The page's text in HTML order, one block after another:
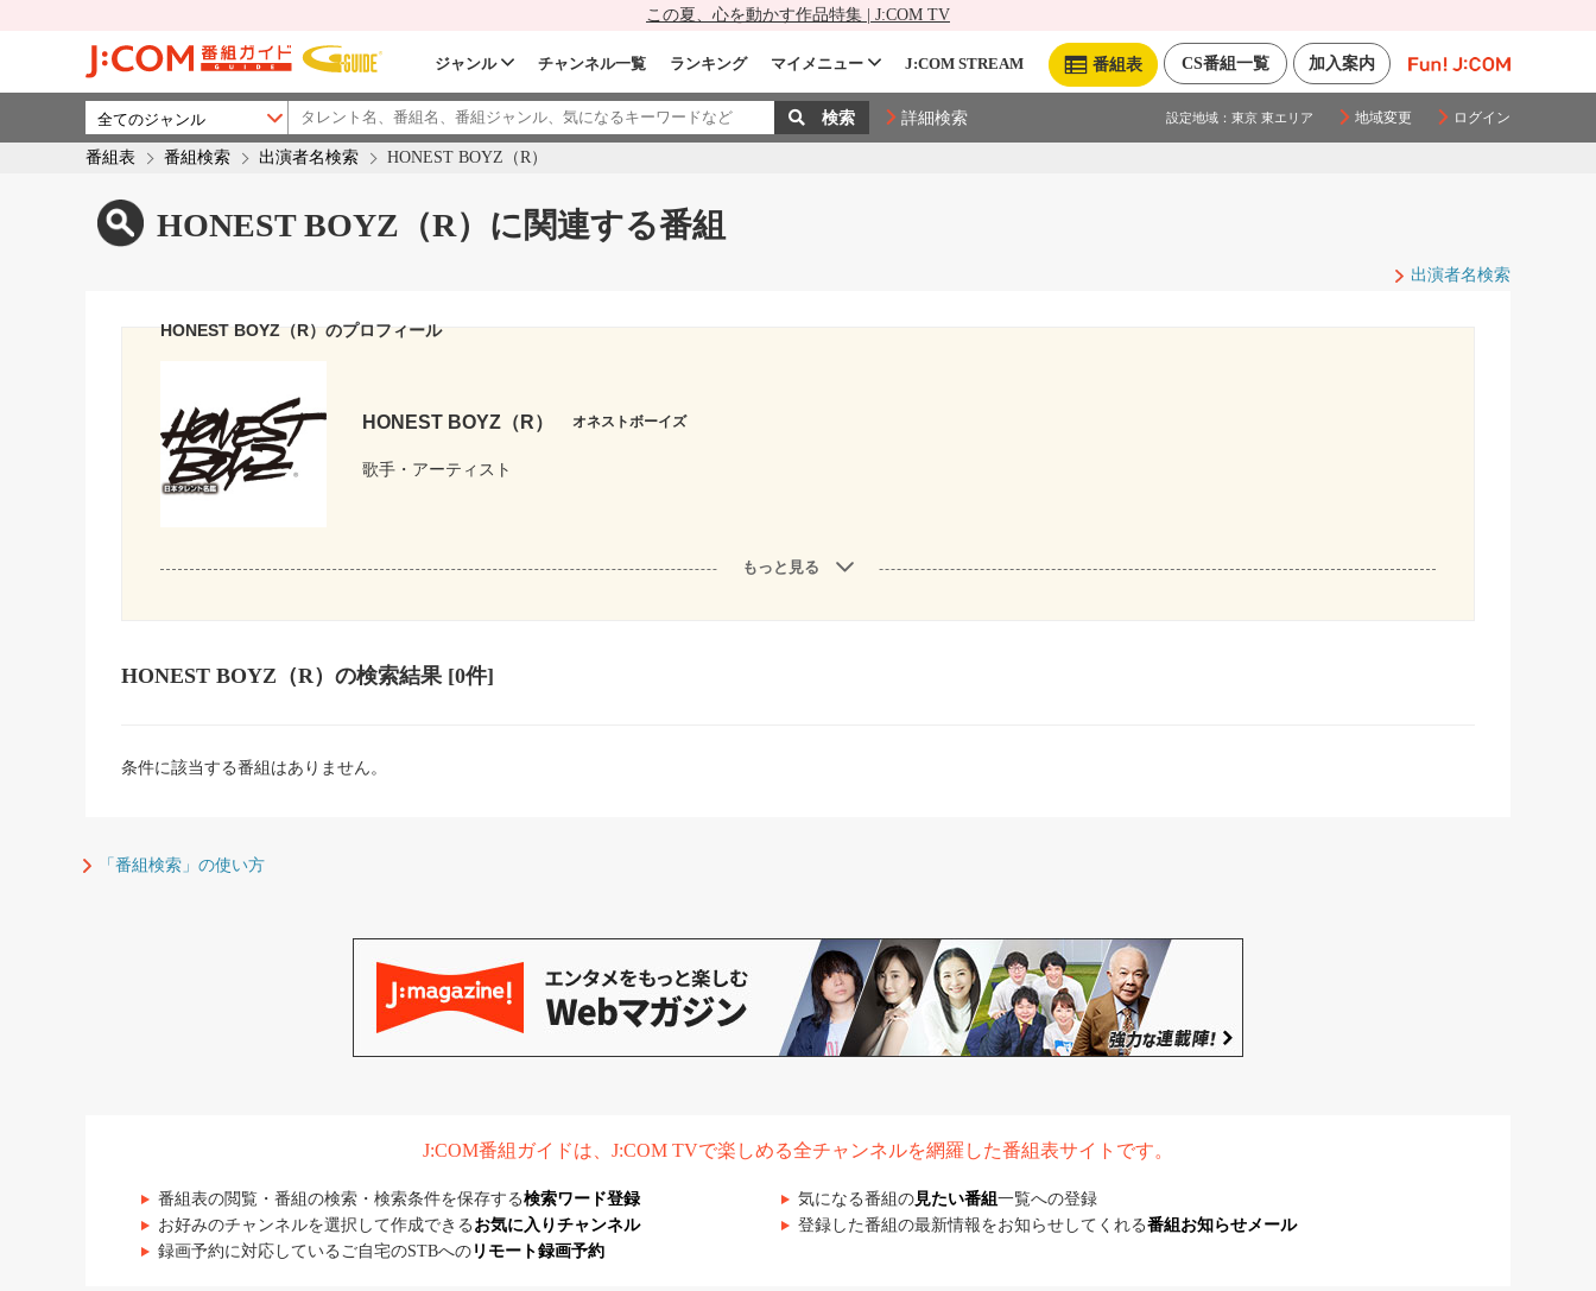
この夏、心を動かす作品特集 | J:COM TV
加入案内
CS番組一覧
番組表
ジャンル チャンネル一覧 ランキング マイメニュー J:COM STREAM
詳細検索 設定地域： 東京 東エリア 地域変更 ログイン
番組表 番組検索 出演者名検索 HONEST BOYZ（R）
HONEST BOYZ（R）に関連する番組
出演者名検索
HONEST BOYZ（R）のプロフィール
HONEST BOYZ（R） オネストボーイズ
歌手・アーティスト
もっと見る
HONEST BOYZ（R） の検索結果 [0件]
条件に該当する番組はありません。
「番組検索」の使い方
J:COM番組ガイドは、J:COM TVで楽しめる全チャンネルを網羅した番組表サイトです。
番組表の閲覧・番組の検索・検索条件を保存する検索ワード登録 気になる番組の見たい番組 一覧への登録
お好みのチャンネルを選択して作成できる お気に入りチャンネル 登録した番組の最新情報をお知らせしてくれる番組お知らせメール
録画予約に対応しているご自宅のSTBへの リモート録画予約